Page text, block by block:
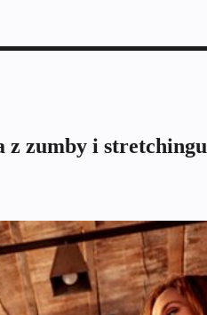
z zumby i stretchingu